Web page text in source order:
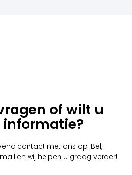
of wilt u
informatie?
contact met ons op. Bel,
en wij helpen u graag verder!